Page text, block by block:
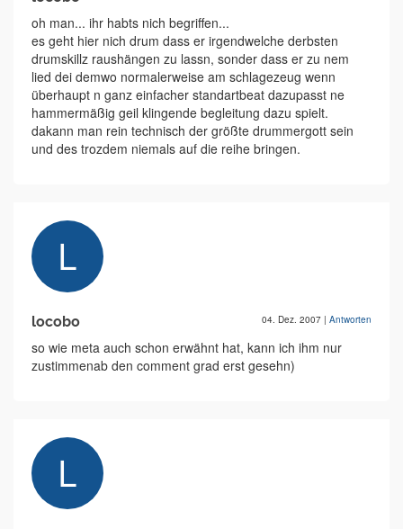
oh man... ihr habts nich begriffen...
es geht hier nich drum dass er irgendwelche derbsten
drumskillz raushängen zu lassn, sonder dass er zu nem
lied dei demwo normalerweise am schlagezeug wenn
überhaupt n ganz einfacher standartbeat dazupasst ne
hammermäßig geil klingende begleitung dazu spielt.
dakann man rein technisch der größte drummergott sein
und des trozdem niemals auf die reihe bringen.
locobo 04. Dez. 2007 | Antworten
so wie meta auch schon erwähnt hat, kann ich ihm nur
zustimmenab den comment grad erst gesehn)